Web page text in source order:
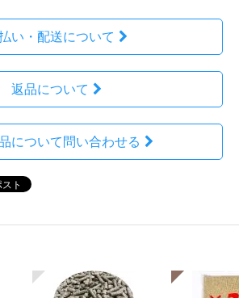
い・配送について
返品について
について問い合わせる